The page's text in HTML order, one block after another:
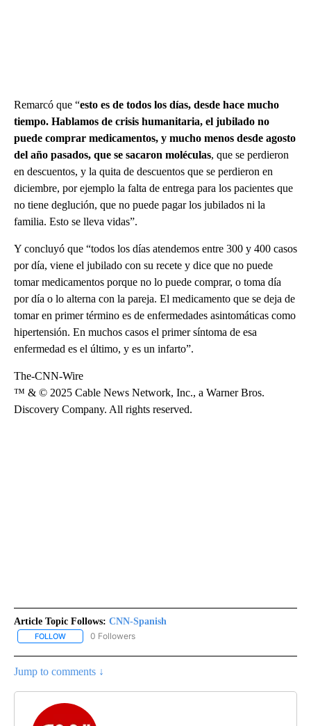
Remarcó que “esto es de todos los días, desde hace mucho
tiempo. Hablamos de crisis humanitaria, el jubilado no
puede comprar medicamentos, y mucho menos desde agosto
del año pasados, que se sacaron moléculas, que se perdieron
en descuentos, y la quita de descuentos que se perdieron en
diciembre, por ejemplo la falta de entrega para los pacientes que
no tiene deglución, que no puede pagar los jubilados ni la
familia. Esto se lleva vidas”.
Y concluyó que “todos los días atendemos entre 300 y 400 casos
por día, viene el jubilado con su recete y dice que no puede
tomar medicamentos porque no lo puede comprar, o toma día
por día o lo alterna con la pareja. El medicamento que se deja de
tomar en primer término es de enfermedades asintomáticas como
hipertensión. En muchos casos el primer síntoma de esa
enfermedad es el último, y es un infarto”.
The-CNN-Wire
™ & © 2025 Cable News Network, Inc., a Warner Bros.
Discovery Company. All rights reserved.
Article Topic Follows: CNN-Spanish
FOLLOW FOLLOW "CNN-SPANISH" TO RECEIVE NOTIFICATIONS ABOUT
0 Followers
Jump to comments ↓